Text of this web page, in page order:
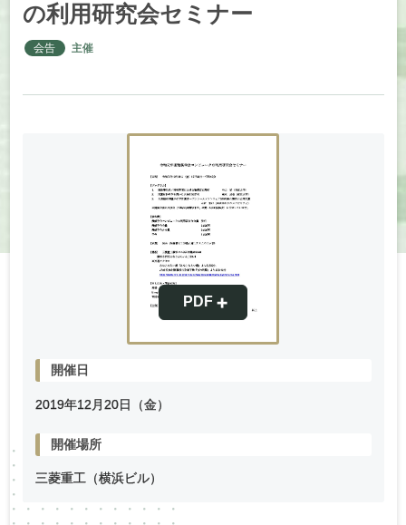
の利用研究会セミナー
会告 主催
開催日
2019年12 月20日（金）
開催場所
三菱重工（横浜ビル）